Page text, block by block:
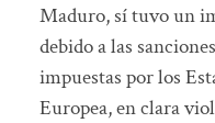
Maduro, sí tuvo un
debido a las
impuestas por los
Europea, en clara